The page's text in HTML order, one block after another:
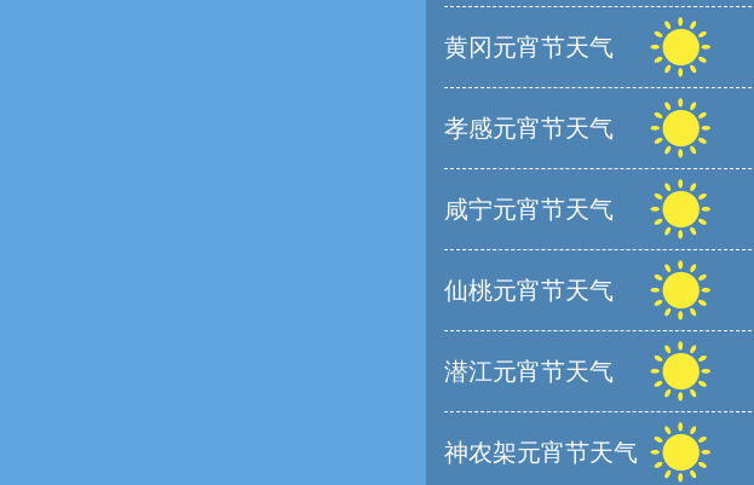
黄冈元宵节天气
孝感元宵节天气
咸宁元宵节天气
仙桃元宵节天气
潜江元宵节天气
神农架元宵节天气